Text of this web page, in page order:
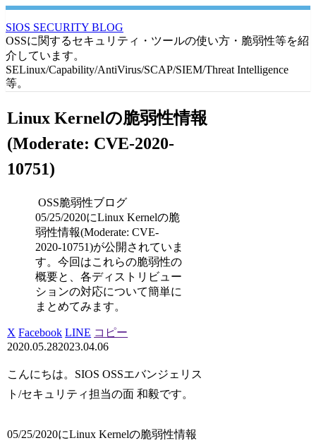
SIOS SECURITY BLOG
OSSに関するセキュリティ・ツールの使い方・脆弱性等を紹
介しています。
SELinux/Capability/AntiVirus/SCAP/SIEM/Threat Intelligence
等。
Linux Kernelの脆弱性情報
(Moderate: CVE-2020-
10751)
OSS脆弱性ブログ
05/25/2020にLinux Kernelの脆
弱性情報(Moderate: CVE-
2020-10751)が公開されていま
す。今回はこれらの脆弱性の
概要と、各ディストリビュー
ションの対応について簡単に
まとめてみます。
X Facebook LINE コピー
2020.05.282023.04.06
こんにちは。SIOS OSSエバンジェリス
ト/セキュリティ担当の面 和毅です。
05/25/2020にLinux Kernelの脆弱性情報